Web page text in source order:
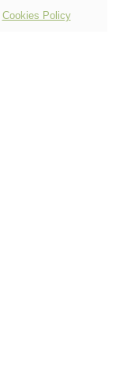
Cookies Policy